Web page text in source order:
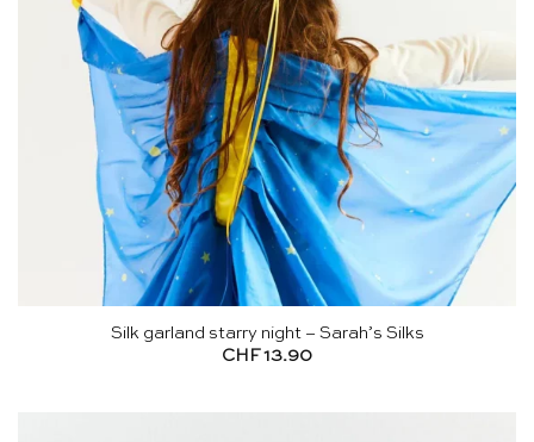
Silk garland starry night – Sarah’s Silks
CHF 13.90